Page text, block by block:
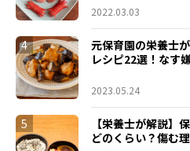
2022.03.03
4
元保育園の栄養士
レシピ22選！なす
2023.05.24
5
【栄養士が解説】
どのくらい？傷む